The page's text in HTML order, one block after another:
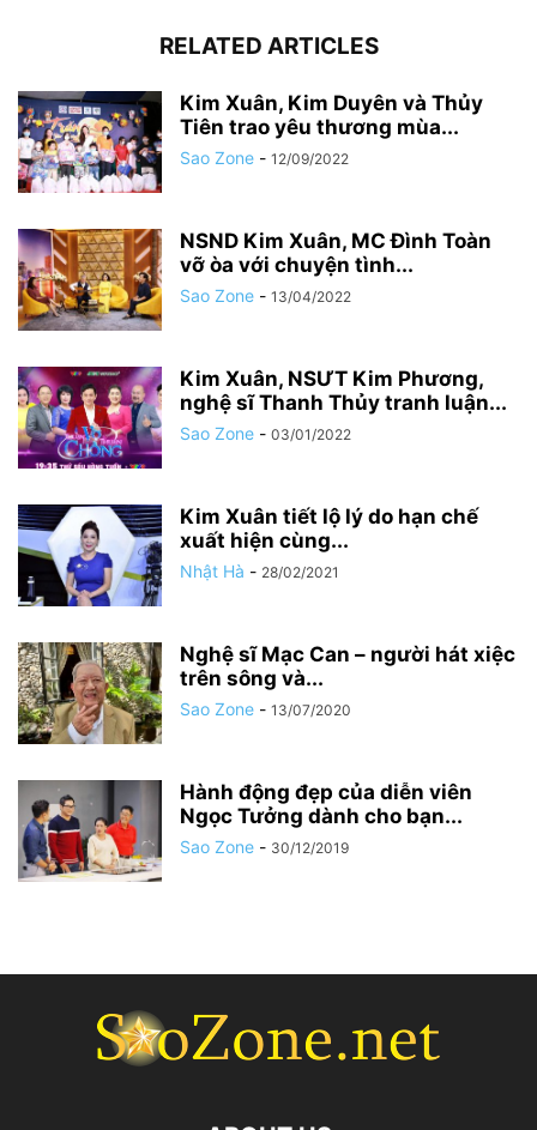
RELATED ARTICLES
Kim Xuân, Kim Duyên và Thủy
Tiên trao yêu thương mùa...
Sao Zone - 12/09/2022
NSND Kim Xuân, MC Đình Toàn
vỡ òa với chuyện tình...
Sao Zone - 13/04/2022
Kim Xuân, NSƯT Kim Phương,
nghệ sĩ Thanh Thủy tranh luận...
Sao Zone - 03/01/2022
Kim Xuân tiết lộ lý do hạn chế
xuất hiện cùng...
Nhật Hà - 28/02/2021
Nghệ sĩ Mạc Can – người hát xiệc
trên sông và...
Sao Zone - 13/07/2020
Hành động đẹp của diễn viên
Ngọc Tưởng dành cho bạn...
Sao Zone - 30/12/2019